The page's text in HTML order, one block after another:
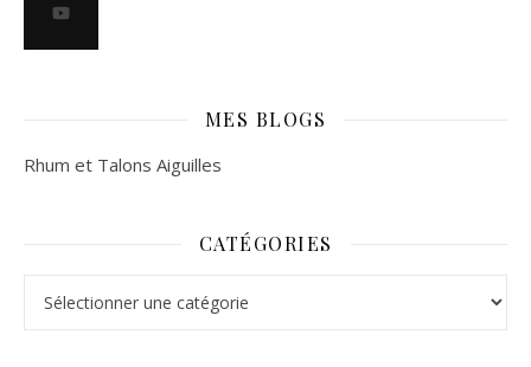
MES BLOGS
Rhum et Talons Aiguilles
CATÉGORIES